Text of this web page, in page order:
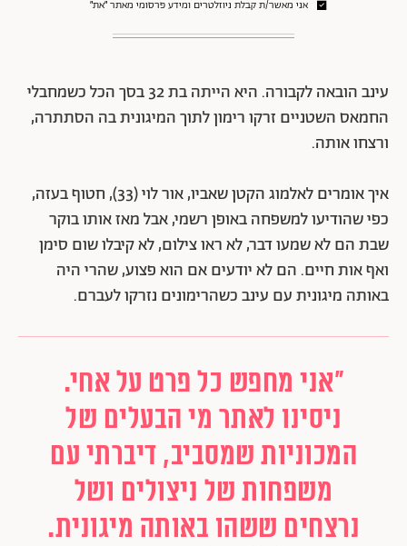
אני מאשר/ת קבלת ניוזלטרים ומידע פרסומי מאתר ״את״
עינב הובאה לקבורה. היא הייתה בת 32 בסך הכל כשמחבלי
החמאס השטניים זרקו רימון לתוך המיגונית בה הסתתרה,
ורצחו אותה.
איך אומרים לאלמוג הקטן שאביו, אור לוי (33), חטוף בעזה,
כפי שהודיעו למשפחה באופן רשמי, אבל מאז אותו בוקר
שבת הם לא שמעו דבר, לא ראו צילום, לא קיבלו שום סימן
ואף אות חיים. הם לא יודעים אם הוא פצוע, שהרי היה
באותה מיגונית עם עינב כשהרימונים נזרקו לעברם.
"אני מחפש כל פרט על אחי.
ניסינו לאתר מי הבעלים של
המכוניות שמסביב, דיברתי עם
משפחות של ניצולים ושל
נרצחים ששהו באותה מיגונית.